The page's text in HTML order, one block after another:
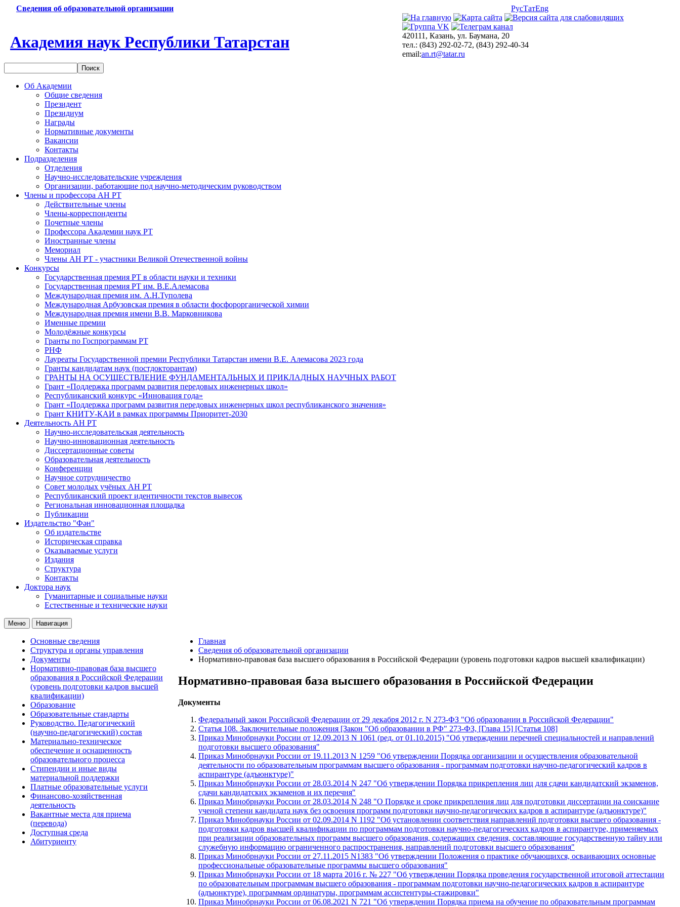
Сведения об образовательной организации РусТатEng
Академия наук Республики Татарстан
420111, Казань, ул. Баумана, 20
тел.: (843) 292-02-72, (843) 292-40-34
email:an.rt@tatar.ru
Об Академии
Общие сведения
Президент
Президиум
Награды
Нормативные документы
Вакансии
Контакты
Подразделения
Отделения
Научно-исследовательские учреждения
Организации, работающие под научно-методическим руководством
Члены и профессора АН РТ
Действительные члены
Члены-корреспонденты
Почетные члены
Профессора Академии наук РТ
Иностранные члены
Мемориал
Члены АН РТ - участники Великой Отечественной войны
Конкурсы
Государственная премия РТ в области науки и техники
Государственная премия РТ им. В.Е.Алемасова
Международная премия им. А.Н.Туполева
Международная Арбузовская премия в области фосфорорганической химии
Международная премия имени В.В. Марковникова
Именные премии
Молодёжные конкурсы
Гранты по Госпрограммам РТ
РНФ
Лауреаты Государственной премии Республики Татарстан имени В.Е. Алемасова 2023 года
Гранты кандидатам наук (постдокторантам)
ГРАНТЫ НА ОСУЩЕСТВЛЕНИЕ ФУНДАМЕНТАЛЬНЫХ И ПРИКЛАДНЫХ НАУЧНЫХ РАБОТ
Грант «Поддержка программ развития передовых инженерных школ»
Республиканский конкурс «Инновация года»
Грант «Поддержка программ развития передовых инженерных школ республиканского значения»
Грант КНИТУ-КАИ в рамках программы Приоритет-2030
Деятельность АН РТ
Научно-исследовательская деятельность
Научно-инновационная деятельность
Диссертационные советы
Образовательная деятельность
Конференции
Научное сотрудничество
Совет молодых учёных АН РТ
Республиканский проект идентичности текстов вывесок
Региональная инновационная площадка
Публикации
Издательство "Фән"
Об издательстве
Историческая справка
Оказываемые услуги
Издания
Структура
Контакты
Доктора наук
Гуманитарные и социальные науки
Естественные и технические науки
Меню Навигация
Основные сведения
Структура и органы управления
Документы
Нормативно-правовая база высшего
образования в Российской Федерации
(уровень подготовки кадров высшей
квалификации)
Образование
Образовательные стандарты
Руководство. Педагогический
(научно-педагогический) состав
Материально-техническое
обеспечение и оснащенность
образовательного процесса
Стипендии и иные виды
материальной поддержки
Платные образовательные услуги
Финансово-хозяйственная
деятельность
Вакантные места для приема
(перевода)
Доступная среда
Абитуриенту
Главная
Сведения об образовательной организации
Нормативно-правовая база высшего образования в Российской Федерации (уровень подготовки кадров высшей квалификации)
Нормативно-правовая база высшего образования в Российской Федерации
Документы
Федеральный закон Российской Федерации от 29 декабря 2012 г. N 273-ФЗ "Об образовании в Российской Федерации"
Статья 108. Заключительные положения [Закон "Об образовании в РФ" 273-ФЗ, [Глава 15] [Статья 108]
Приказ Минобрнауки России от 12.09.2013 N 1061 (ред. от 01.10.2015) "Об утверждении перечней специальностей и направлений
подготовки высшего образования"
Приказ Минобрнауки России от 19.11.2013 N 1259 "Об утверждении Порядка организации и осуществления образовательной
деятельности по образовательным программам высшего образования - программам подготовки научно-педагогический кадров в
аспирантуре (адъюнктуре)"
Приказ Минобрнауки России от 28.03.2014 N 247 "Об утверждении Порядка прикрепления лиц для сдачи кандидатский экзаменов,
сдачи кандидатских экзаменов и их перечня"
Приказ Минобрнауки России от 28.03.2014 N 248 "О Порядке и сроке прикрепления лиц для подготовки диссертации на соискание
ученой степени кандидата наук без освоения программ подготовки научно-педагогических кадров в аспирантуре (адъюнктуре)"
Приказ Минобрнауки России от 02.09.2014 N 1192 "Об установлении соответствия направлений подготовки высшего образования -
подготовки кадров высшей квалификации по программам подготовки научно-педагогических кадров в аспирантуре, применяемых
при реализации образовательных программ высшего образования, содержащих сведения, составляющие государственную тайну или
служебную информацию ограниченного распространения, направлений подготовки высшего образования"
Приказ Минобрнауки России от 27.11.2015 N1383 "Об утверждении Положения о практике обучающихся, осваивающих основные
профессиональные образовательные программы высшего образования"
Приказ Минобрнауки России от 18 марта 2016 г. № 227 "Об утверждении Порядка проведения государственной итоговой аттестации
по образовательным программам высшего образования - программам подготовки научно-педагогических кадров в аспирантуре
(адъюнктуре), программам ординатуры, программам ассистентуры-стажировки"
Приказ Минобрнауки России от 06.08.2021 N 721 "Об утверждении Порядка приема на обучение по образовательным программам